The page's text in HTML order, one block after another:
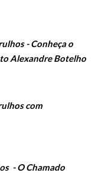
- Conheça o
Alexandre Botelho
com
- O Chamado